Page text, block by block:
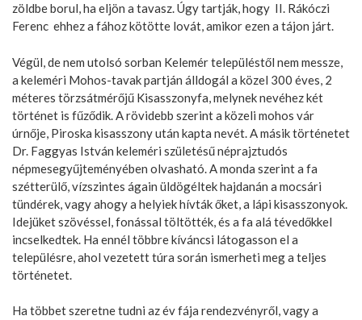
zöldbe borul, ha eljön a tavasz. Úgy tartják, hogy II. Rákóczi
Ferenc ehhez a fához kötötte lovát, amikor ezen a tájon járt.
Végül, de nem utolsó sorban Kelemér településtől nem messze,
a keleméri Mohos-tavak partján álldogál a közel 300 éves, 2
méteres törzsátmérőjű Kisasszonyfa, melynek nevéhez két
történet is fűződik. A rövidebb szerint a közeli mohos vár
úrnője, Piroska kisasszony után kapta nevét. A másik történetet
Dr. Faggyas István keleméri születésű néprajztudós
népmesegyűjteményében olvasható. A monda szerint a fa
szétterülő, vízszintes ágain üldögéltek hajdanán a mocsári
tündérek, vagy ahogy a helyiek hívták őket, a lápi kisasszonyok.
Idejüket szövéssel, fonással töltötték, és a fa alá tévedőkkel
incselkedtek. Ha ennél többre kíváncsi látogasson el a
településre, ahol vezetett túra során ismerheti meg a teljes
történetet.
Ha többet szeretne tudni az év fája rendezvényről, vagy a